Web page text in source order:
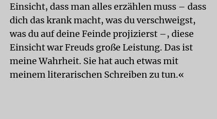
Einsicht, dass man alles erzählen muss – dass
dich das krank macht, was du verschweigst,
was du auf deine Feinde projizierst –, diese
Einsicht war Freuds große Leistung. Das ist
meine Wahrheit. Sie hat auch etwas mit
meinem literarischen Schreiben zu tun.«